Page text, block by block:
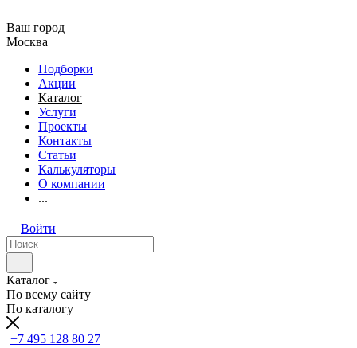
Ваш город
Москва
Подборки
Акции
Каталог
Услуги
Проекты
Контакты
Статьи
Калькуляторы
О компании
...
Войти
Каталог
По всему сайту
По каталогу
+7 495 128 80 27